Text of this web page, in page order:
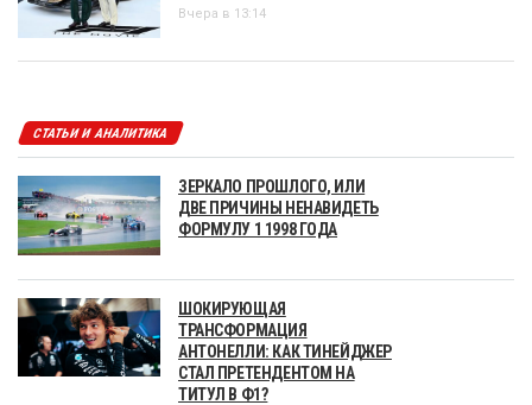
Вчера в 13:14
СТАТЬИ И АНАЛИТИКА
ЗЕРКАЛО ПРОШЛОГО, ИЛИ
ДВЕ ПРИЧИНЫ НЕНАВИДЕТЬ
ФОРМУЛУ 1 1998 ГОДА
ШОКИРУЮЩАЯ
ТРАНСФОРМАЦИЯ
АНТОНЕЛЛИ: КАК ТИНЕЙДЖЕР
СТАЛ ПРЕТЕНДЕНТОМ НА
ТИТУЛ В Ф1?